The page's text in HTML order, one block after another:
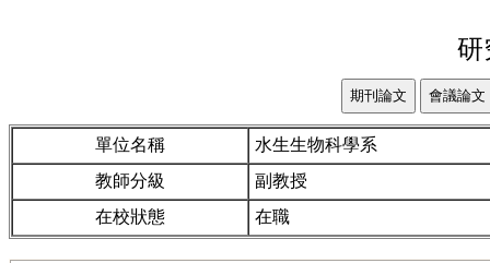
研
單位名稱
水生生物科學系
教師分級
副教授
在校狀態
在職